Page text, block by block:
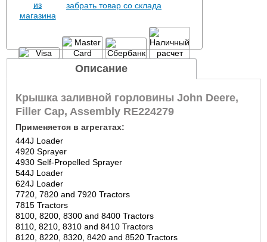
забрать товар со склада
Описание
Крышка заливной горловины John Deere,
Filler Cap, Assembly RE224279
Применяется в агрегатах:
444J Loader
4920 Sprayer
4930 Self-Propelled Sprayer
544J Loader
624J Loader
7720, 7820 and 7920 Tractors
7815 Tractors
8100, 8200, 8300 and 8400 Tractors
8110, 8210, 8310 and 8410 Tractors
8120, 8220, 8320, 8420 and 8520 Tractors